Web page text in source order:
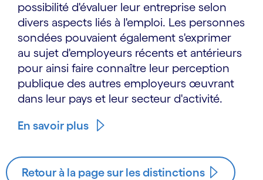
possibilité d'évaluer leur entreprise selon
divers aspects liés à l'emploi. Les personnes
sondées pouvaient également s'exprimer
au sujet d'employeurs récents et antérieurs
pour ainsi faire connaître leur perception
publique des autres employeurs œuvrant
dans leur pays et leur secteur d'activité.
En savoir plus
Retour à la page sur les distinctions